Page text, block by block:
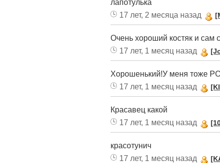
лапотулька
17 лет, 2 месяца назад
Очень хороший костяк и сам
17 лет, 1 месяц назад
Хорошенький!У меня тоже
17 лет, 1 месяц назад
Красавец какой
17 лет, 1 месяц назад
красотунич
17 лет, 1 месяц назад